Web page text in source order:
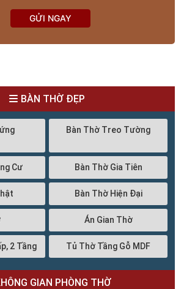
GỬI NGAY
BÀN THỜ ĐẸP
Bàn Thờ Treo Tường
Cư Bàn Thờ Gia Tiên
Bàn Thờ Hiện Đại
Án Gian Thờ
2 Tầng Tủ Thờ Tầng Gỗ MDF
GIAN PHÒNG THỜ